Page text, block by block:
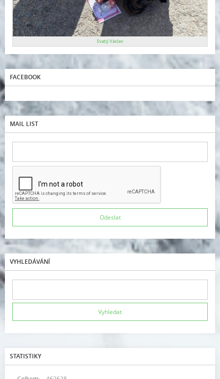
Svatý Václav
FACEBOOK
MAIL LIST
VYHLEDÁVÁNÍ
STATISTIKY